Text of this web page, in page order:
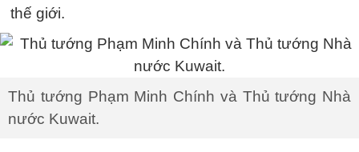
thế giới.
Thủ tướng Phạm Minh Chính và Thủ tướng Nhà
nước Kuwait.